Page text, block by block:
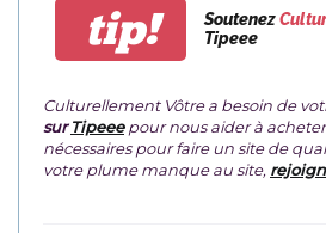
tip! Soutenez
Tipeee
Culturellement Vôtre a besoin de
surTipeeepour nous aider à
nécessaires pour faire un site de
votre plume manque au site,